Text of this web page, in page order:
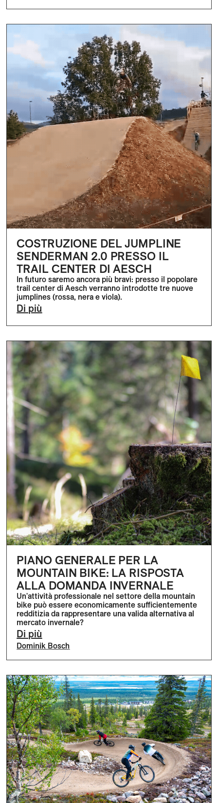
COSTRUZIONE DEL JUMPLINE
SENDERMAN 2.0 PRESSO IL
TRAIL CENTER DI AESCH
In futuro saremo ancora più bravi: presso il popolare
trail center di Aesch verranno introdotte tre nuove
jumplines (rossa, nera e viola).
Di più
PIANO GENERALE PER LA
MOUNTAIN BIKE: LA RISPOSTA
ALLA DOMANDA INVERNALE
Un'attività professionale nel settore della mountain
bike può essere economicamente sufficientemente
redditizia da rappresentare una valida alternativa al
mercato invernale?
Di più
Dominik Bosch